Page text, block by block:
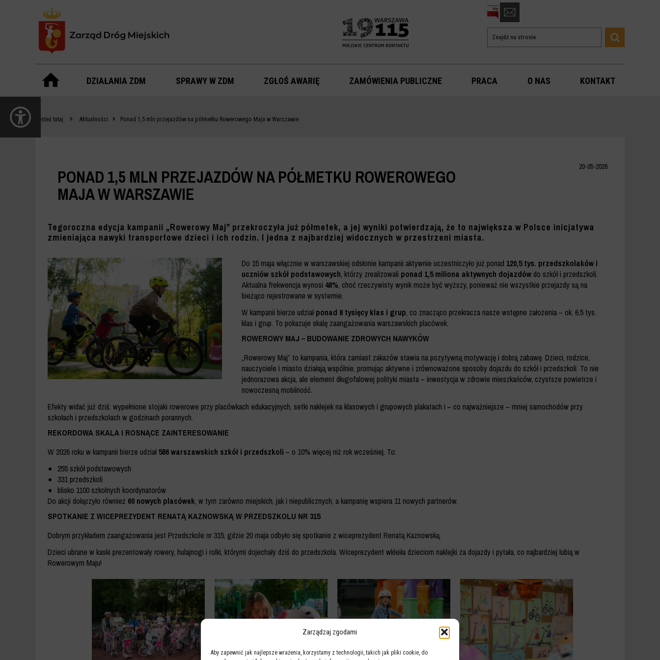
Zarządzaj zgodami
Aby zapewnić jak najlepsze wrażenia, korzystamy z technologii, takich jak pliki cookie, do
PONAD
1,5
MLN
PÓŁMETKU
WARSZAWIE
WARSZAWA
otwórz
formularz
kontaktowy
Wyszukiwarka
Wyszukiwana
fraza
DZIAŁANIA ZDM SPRAWY W ZDM ZGŁOŚ AWARIĘ ZAMÓWIENIA PUBLICZNE PRACA O NAS KONTAKT
Jesteś tutaj Aktualności Ponad 1,5 mln przejazdów na półmetku Rowerowego Maja w Warszawie
20-05-2026
PONAD 1,5 MLN PRZEJAZDÓW NA PÓŁMETKU ROWEROWEGO
MAJA W WARSZAWIE
Tegoroczna edycja kampanii „Rowerowy Maj” przekroczyła już półmetek, a jej wyniki potwierdzają, że to największa w Polsce inicjatywa
zmieniająca nawyki transportowe dzieci i ich rodzin. I jedna z najbardziej widocznych w przestrzeni miasta.
Do 15 maja włącznie w warszawskiej odsłonie kampanii aktywnie uczestniczyło już ponad 120,5 tys. przedszkolaków i
uczniów szkół podstawowych, którzy zrealizowali ponad 1,5 miliona aktywnych dojazdów do szkół i przedszkoli.
Aktualna frekwencja wynosi 48%, choć rzeczywisty wynik może być wyższy, ponieważ nie wszystkie przejazdy są na
bieżąco rejestrowane w systemie.
W kampanii bierze udziałponad 8 tysięcy klas i grup, co znacząco przekracza nasze wstępne założenia – ok. 6,5 tys.
klas i grup. To pokazuje skalę zaangażowania warszawskich placówek.
ROWEROWY MAJ – BUDOWANIE ZDROWYCH NAWYKÓW
„Rowerowy Maj” to kampania, która zamiast zakazów stawia na pozytywną motywację i dobrą zabawę. Dzieci, rodzice,
nauczyciele i miasto działają wspólnie, promując aktywne i zrównoważone sposoby dojazdu do szkół i przedszkoli. To nie
jednorazowa akcja, ale element długofalowej polityki miasta – inwestycja w zdrowie mieszkańców, czystsze powietrze i
nowoczesną mobilność.
Efekty widać już dziś: wypełnione stojaki rowerowe przy placówkach edukacyjnych, setki naklejek na klasowych i grupowych plakatach i – co najważniejsze – mniej samochodów przy
szkołach i przedszkolach w godzinach porannych.
REKORDOWA SKALA I ROSNĄCE ZAINTERESOWANIE
W 2026 roku w kampanii bierze udział586 warszawskich szkół i przedszkoli – o 10% więcej niż rok wcześniej. To:
255 szkół podstawowych
331 przedszkoli
blisko 1100 szkolnych koordynatorów
Do akcji dołączyło również 60 nowych placówek, w tym zarówno miejskich, jak i niepublicznych, a kampanię wspiera 11 nowych partnerów.
SPOTKANIE Z WICEPREZYDENT RENATĄ KAZNOWSKĄ W PRZEDSZKOLU NR 315
Dobrym przykładem zaangażowania jest Przedszkole nr 315, gdzie 20 maja odbyło się spotkanie z wiceprezydent Renatą Kaznowską.
Dzieci ubrane w kaski prezentowały rowery, hulajnogi i rolki, którymi dojechały dziś do przedszkola. Wiceprezydent wkleiła dzieciom naklejki za dojazdy i pytała, co najbardziej lubią w
Rowerowym Maju!
panel